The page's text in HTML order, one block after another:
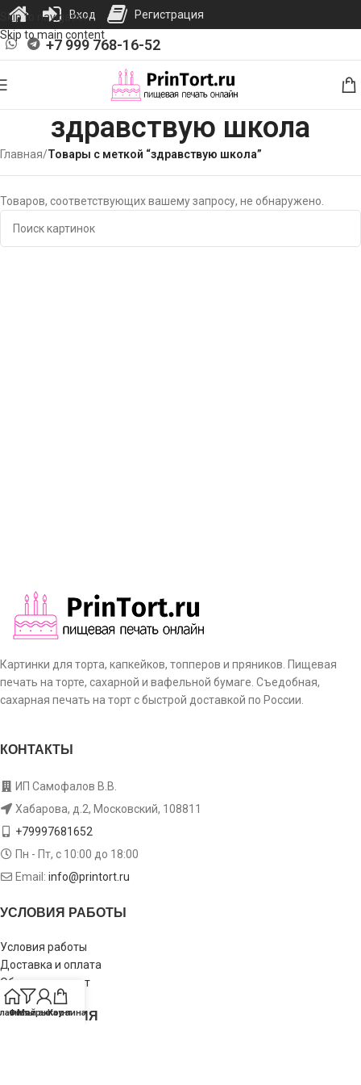
Skip to navigation
Skip to main content
+7 999 768-16-52
здравствую школа
Главная/Товары с меткой “здравствую школа”
Товаров, соответствующих вашему запросу, не обнаружено.
Картинки для торта, капкейков, топперов и пряников. Пищевая
печать на торте, сахарной и вафельной бумаге. Съедобная,
сахарная печать на торт с быстрой доставкой по России.
КОНТАКТЫ
ИП Самофалов В.В.
Хабарова, д.2, Московский, 108811
+79997681652
Пн - Пт, с 10:00 до 18:00
Email: info@printort.ru
УСЛОВИЯ РАБОТЫ
Условия работы
Доставка и оплата
Обмен и возврат
ИНФОРМАЦИЯ
Фильтры
Мой аккаунт
Корзина
Вход Регистрация